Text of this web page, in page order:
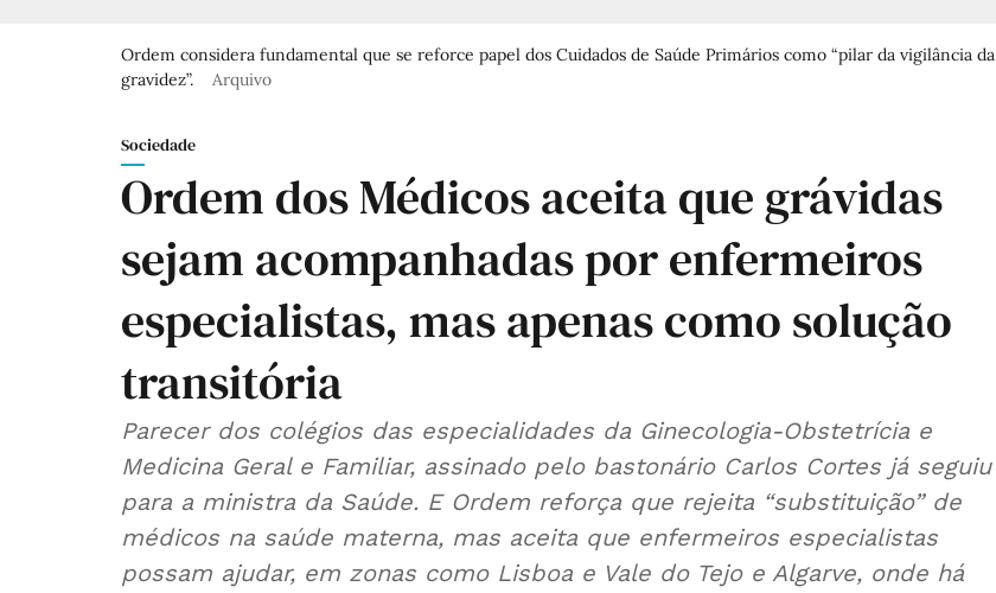
Ordem considera fundamental que se reforce papel dos Cuidados de Saúde Primários como “pilar da vigilância da
gravidez”.
Arquivo
Sociedade
Ordem dos Médicos aceita que grávidas
sejam acompanhadas por enfermeiros
especialistas, mas apenas como solução
transitória
Parecer dos colégios das especialidades da Ginecologia-Obstetrícia e
Medicina Geral e Familiar, assinado pelo bastonário Carlos Cortes já seguiu
para a ministra da Saúde. E Ordem reforça que rejeita “substituição” de
médicos na saúde materna, mas aceita que enfermeiros especialistas
possam ajudar, em zonas como Lisboa e Vale do Tejo e Algarve, onde há